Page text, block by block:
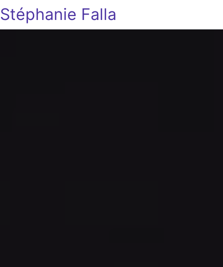
Stéphanie Falla